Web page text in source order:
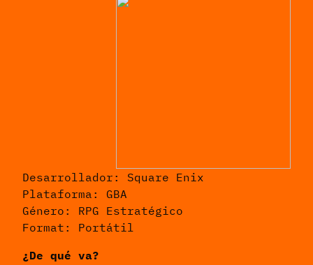
Desarrollador: Square Enix
Plataforma: GBA
Género: RPG Estratégico
Format: Portátil
¿De qué va?